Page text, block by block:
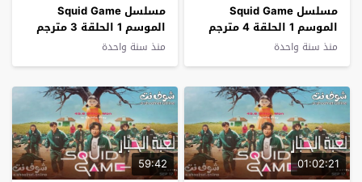
مسلسل Squid Game
الموسم 1 الحلقة 4 مترجم
منذ سنة واحدة
مسلسل Squid Game
الموسم 1 الحلقة 3 مترجم
منذ سنة واحدة
01:02:21
59:42